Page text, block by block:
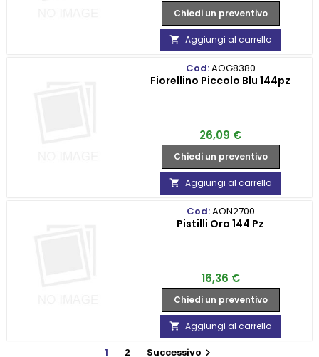
Chiedi un preventivo
 Aggiungi al carrello
Cod:AOG8380
Fiorellino Piccolo Blu 144pz
Prezzo
26,09 €
Chiedi un preventivo
 Aggiungi al carrello
Cod:AON2700
Pistilli Oro 144 Pz
Prezzo
16,36 €
Chiedi un preventivo
 Aggiungi al carrello
1 2 Successivo 